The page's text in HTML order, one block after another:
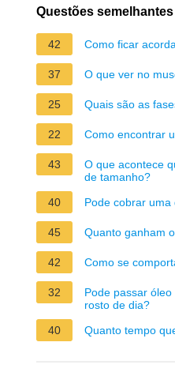
Questões semelhantes
42 Como ficar
37 O que ver no
25 Quais são as
22 Como encontrar
43
O que acontece
de tamanho?
40
Pode cobrar
45 Quanto ganham
42 Como se
32
Pode passar
rosto de dia?
40
Quanto tempo